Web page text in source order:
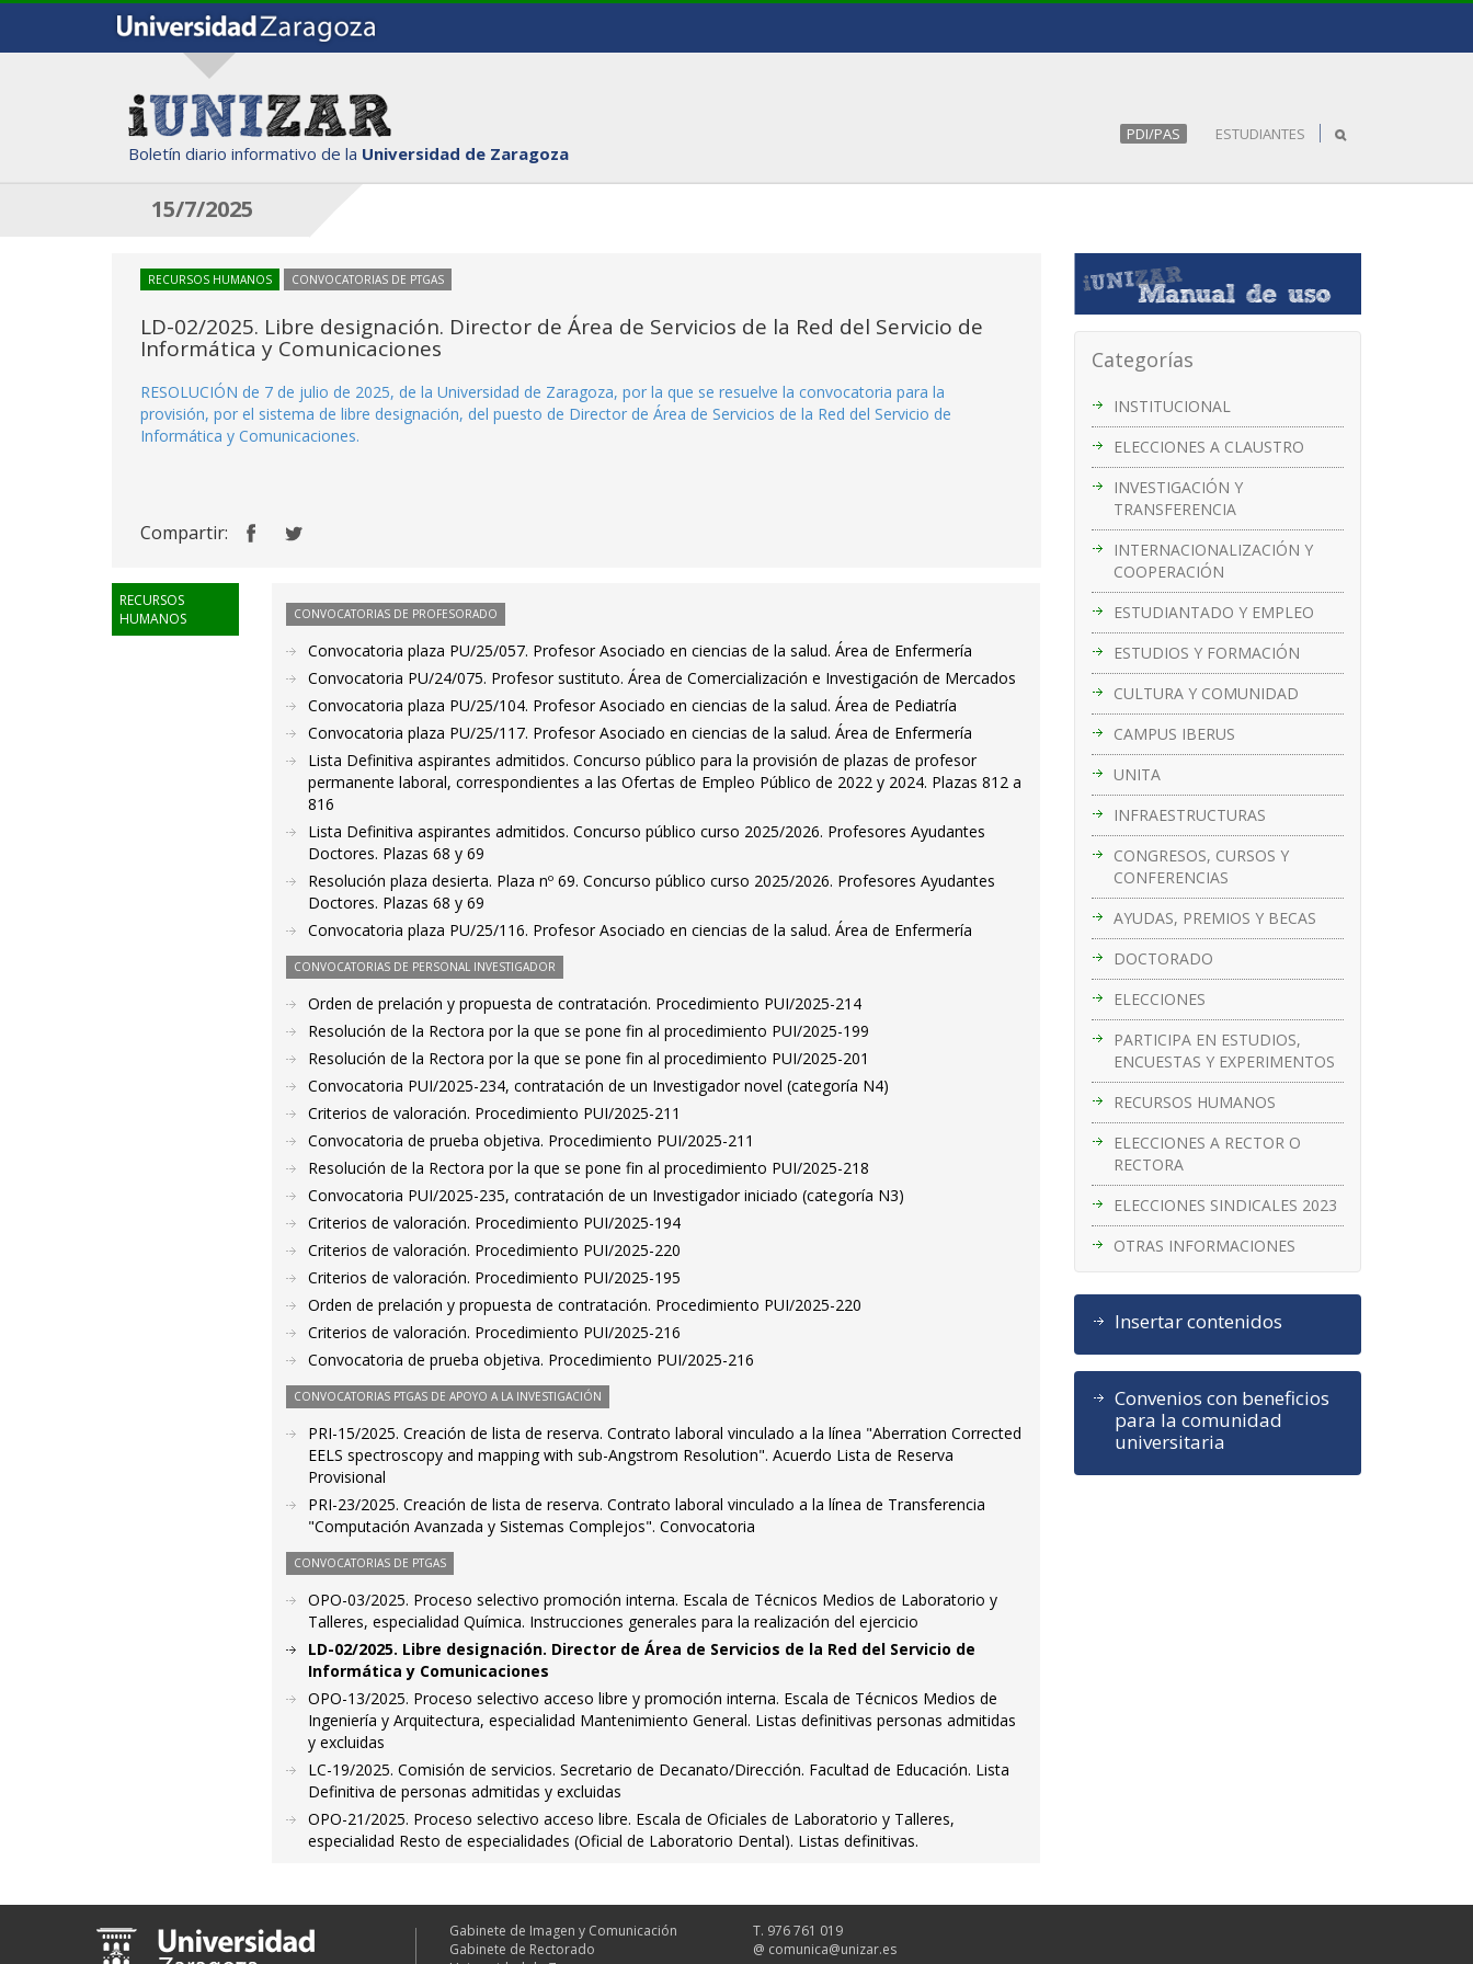
Boletín diario informativo de la Universidad de Zaragoza
PDI/PAS ESTUDIANTES
15/7/2025
Categorías
INSTITUCIONAL
ELECCIONES A CLAUSTRO
INVESTIGACIÓN Y
TRANSFERENCIA
INTERNACIONALIZACIÓN Y
COOPERACIÓN
ESTUDIANTADO Y EMPLEO
ESTUDIOS Y FORMACIÓN
CULTURA Y COMUNIDAD
CAMPUS IBERUS
UNITA
INFRAESTRUCTURAS
CONGRESOS, CURSOS Y
CONFERENCIAS
AYUDAS, PREMIOS Y BECAS
DOCTORADO
ELECCIONES
PARTICIPA EN ESTUDIOS,
ENCUESTAS Y EXPERIMENTOS
RECURSOS HUMANOS
ELECCIONES A RECTOR O
RECTORA
ELECCIONES SINDICALES 2023
OTRAS INFORMACIONES
Insertar contenidos
Convenios con beneficios
para la comunidad
universitaria
RECURSOS HUMANOS CONVOCATORIAS DE PTGAS
LD-02/2025. Libre designación. Director de Área de Servicios de la Red del Servicio de
Informática y Comunicaciones
RESOLUCIÓN de 7 de julio de 2025, de la Universidad de Zaragoza, por la que se resuelve la convocatoria para la
provisión, por el sistema de libre designación, del puesto de Director de Área de Servicios de la Red del Servicio de
Informática y Comunicaciones.
Compartir:
RECURSOS
HUMANOS
CONVOCATORIAS DE PROFESORADO
Convocatoria plaza PU/25/057. Profesor Asociado en ciencias de la salud. Área de Enfermería
Convocatoria PU/24/075. Profesor sustituto. Área de Comercialización e Investigación de Mercados
Convocatoria plaza PU/25/104. Profesor Asociado en ciencias de la salud. Área de Pediatría
Convocatoria plaza PU/25/117. Profesor Asociado en ciencias de la salud. Área de Enfermería
Lista Definitiva aspirantes admitidos. Concurso público para la provisión de plazas de profesor
permanente laboral, correspondientes a las Ofertas de Empleo Público de 2022 y 2024. Plazas 812 a
816
Lista Definitiva aspirantes admitidos. Concurso público curso 2025/2026. Profesores Ayudantes
Doctores. Plazas 68 y 69
Resolución plaza desierta. Plaza nº 69. Concurso público curso 2025/2026. Profesores Ayudantes
Doctores. Plazas 68 y 69
Convocatoria plaza PU/25/116. Profesor Asociado en ciencias de la salud. Área de Enfermería
CONVOCATORIAS DE PERSONAL INVESTIGADOR
Orden de prelación y propuesta de contratación. Procedimiento PUI/2025-214
Resolución de la Rectora por la que se pone fin al procedimiento PUI/2025-199
Resolución de la Rectora por la que se pone fin al procedimiento PUI/2025-201
Convocatoria PUI/2025-234, contratación de un Investigador novel (categoría N4)
Criterios de valoración. Procedimiento PUI/2025-211
Convocatoria de prueba objetiva. Procedimiento PUI/2025-211
Resolución de la Rectora por la que se pone fin al procedimiento PUI/2025-218
Convocatoria PUI/2025-235, contratación de un Investigador iniciado (categoría N3)
Criterios de valoración. Procedimiento PUI/2025-194
Criterios de valoración. Procedimiento PUI/2025-220
Criterios de valoración. Procedimiento PUI/2025-195
Orden de prelación y propuesta de contratación. Procedimiento PUI/2025-220
Criterios de valoración. Procedimiento PUI/2025-216
Convocatoria de prueba objetiva. Procedimiento PUI/2025-216
CONVOCATORIAS PTGAS DE APOYO A LA INVESTIGACIÓN
PRI-15/2025. Creación de lista de reserva. Contrato laboral vinculado a la línea "Aberration Corrected
EELS spectroscopy and mapping with sub-Angstrom Resolution". Acuerdo Lista de Reserva
Provisional
PRI-23/2025. Creación de lista de reserva. Contrato laboral vinculado a la línea de Transferencia
"Computación Avanzada y Sistemas Complejos". Convocatoria
CONVOCATORIAS DE PTGAS
OPO-03/2025. Proceso selectivo promoción interna. Escala de Técnicos Medios de Laboratorio y
Talleres, especialidad Química. Instrucciones generales para la realización del ejercicio
LD-02/2025. Libre designación. Director de Área de Servicios de la Red del Servicio de
Informática y Comunicaciones
OPO-13/2025. Proceso selectivo acceso libre y promoción interna. Escala de Técnicos Medios de
Ingeniería y Arquitectura, especialidad Mantenimiento General. Listas definitivas personas admitidas
y excluidas
LC-19/2025. Comisión de servicios. Secretario de Decanato/Dirección. Facultad de Educación. Lista
Definitiva de personas admitidas y excluidas
OPO-21/2025. Proceso selectivo acceso libre. Escala de Oficiales de Laboratorio y Talleres,
especialidad Resto de especialidades (Oficial de Laboratorio Dental). Listas definitivas.
Gabinete de Imagen y Comunicación
Gabinete de Rectorado
T. 976 761 019
@ comunica@unizar.es